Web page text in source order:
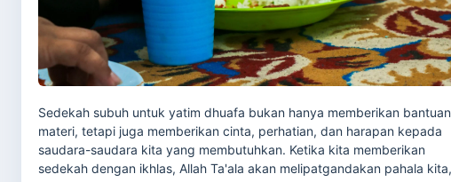
Sedekah subuh untuk yatim dhuafa bukan hanya memberikan bantuan
materi, tetapi juga memberikan cinta, perhatian, dan harapan kepada
saudara-saudara kita yang membutuhkan. Ketika kita memberikan
sedekah dengan ikhlas, Allah Ta'ala akan melipatgandakan pahala